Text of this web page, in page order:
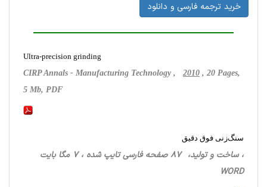
خرید ترجمه فارسی و دانلود
Ultra-precision grinding
CIRP Annals - Manufacturing Technology , 2010 , 20 Pages,
5 Mb, PDF
سنگ‌زنی فوق دقیق
، ساخت‌ و تولید، 87 صفحه فارسی تایپ شده ، 7 مگا بایت
WORD